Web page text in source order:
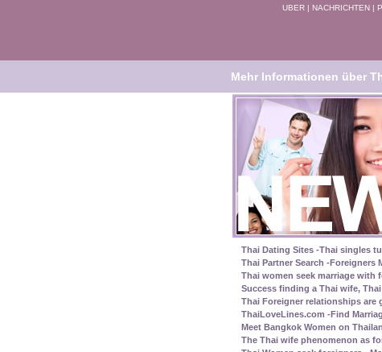
UBER | NACHRICHTEN |
Mehr Informationen über
Thai Dating Sites -Thai singles
Thai Partner Search -Foreigners
Thai women seek marriage with
Success finding a Thai wife,
Thai Foreigner relationships are
ThaiLoveLines.com -Find
Meet Bangkok Women on
The Thai wife phenomenon as